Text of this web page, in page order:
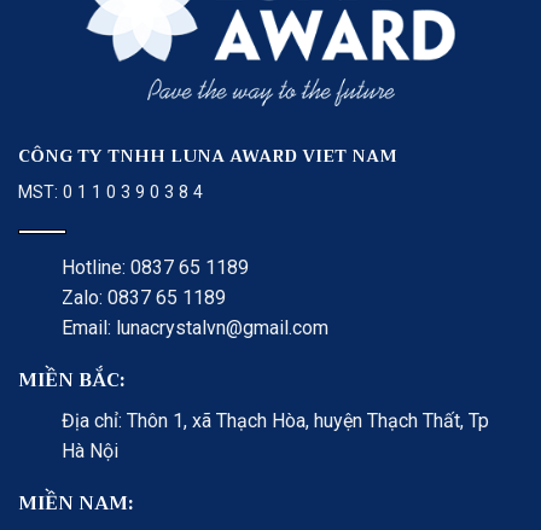
CÔNG TY TNHH LUNA AWARD VIET NAM
MST: 0 1 1 0 3 9 0 3 8 4
Hotline: 0837 65 1189
Zalo: 0837 65 1189
Email: lunacrystalvn@gmail.com
MIỀN BẮC:
Địa chỉ: Thôn 1, xã Thạch Hòa, huyện Thạch Thất, Tp
Hà Nội
MIỀN NAM: